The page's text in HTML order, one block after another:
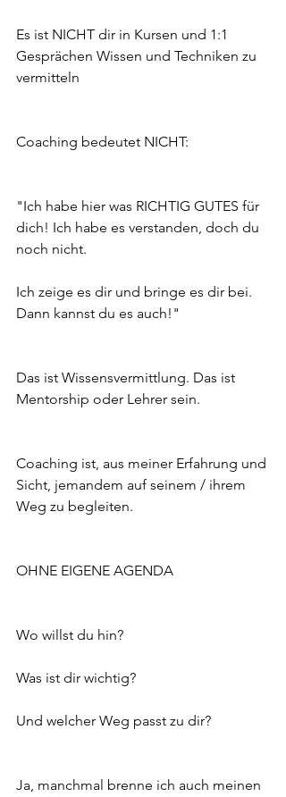
Es ist NICHT dir in Kursen und 1:1
Gesprächen Wissen und Techniken zu
vermitteln
Coaching bedeutet NICHT:
"Ich habe hier was RICHTIG GUTES für
dich! Ich habe es verstanden, doch du
noch nicht.
Ich zeige es dir und bringe es dir bei.
Dann kannst du es auch!"
Das ist Wissensvermittlung. Das ist
Mentorship oder Lehrer sein.
Coaching ist, aus meiner Erfahrung und
Sicht, jemandem auf seinem / ihrem
Weg zu begleiten.
OHNE EIGENE AGENDA
Wo willst du hin?
Was ist dir wichtig?
Und welcher Weg passt zu dir?
Ja, manchmal brenne ich auch meinen